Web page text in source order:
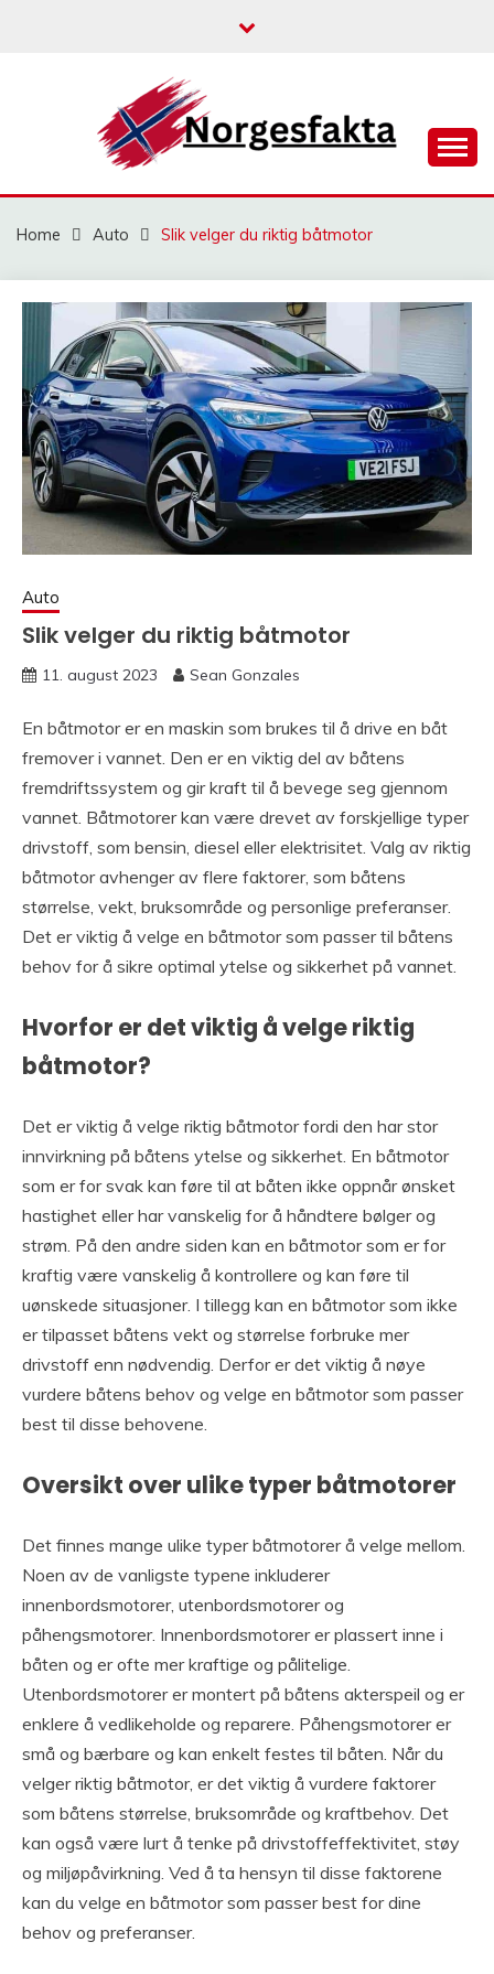
NORGESFAKTA
Home Auto Slik velger du riktig båtmotor
Auto
Slik velger du riktig båtmotor
11. august 2023 Sean Gonzales
En båtmotor er en maskin som brukes til å drive en båt
fremover i vannet. Den er en viktig del av båtens
fremdriftssystem og gir kraft til å bevege seg gjennom
vannet. Båtmotorer kan være drevet av forskjellige typer
drivstoff, som bensin, diesel eller elektrisitet. Valg av riktig
båtmotor avhenger av flere faktorer, som båtens
størrelse, vekt, bruksområde og personlige preferanser.
Det er viktig å velge en båtmotor som passer til båtens
behov for å sikre optimal ytelse og sikkerhet på vannet.
Hvorfor er det viktig å velge riktig
båtmotor?
Det er viktig å velge riktig båtmotor fordi den har stor
innvirkning på båtens ytelse og sikkerhet. En båtmotor
som er for svak kan føre til at båten ikke oppnår ønsket
hastighet eller har vanskelig for å håndtere bølger og
strøm. På den andre siden kan en båtmotor som er for
kraftig være vanskelig å kontrollere og kan føre til
uønskede situasjoner. I tillegg kan en båtmotor som ikke
er tilpasset båtens vekt og størrelse forbruke mer
drivstoff enn nødvendig. Derfor er det viktig å nøye
vurdere båtens behov og velge en båtmotor som passer
best til disse behovene.
Oversikt over ulike typer båtmotorer
Det finnes mange ulike typer båtmotorer å velge mellom.
Noen av de vanligste typene inkluderer
innenbordsmotorer, utenbordsmotorer og
påhengsmotorer. Innenbordsmotorer er plassert inne i
båten og er ofte mer kraftige og pålitelige.
Utenbordsmotorer er montert på båtens akterspeil og er
enklere å vedlikeholde og reparere. Påhengsmotorer er
små og bærbare og kan enkelt festes til båten. Når du
velger riktig båtmotor, er det viktig å vurdere faktorer
som båtens størrelse, bruksområde og kraftbehov. Det
kan også være lurt å tenke på drivstoffeffektivitet, støy
og miljøpåvirkning. Ved å ta hensyn til disse faktorene
kan du velge en båtmotor som passer best for dine
behov og preferanser.